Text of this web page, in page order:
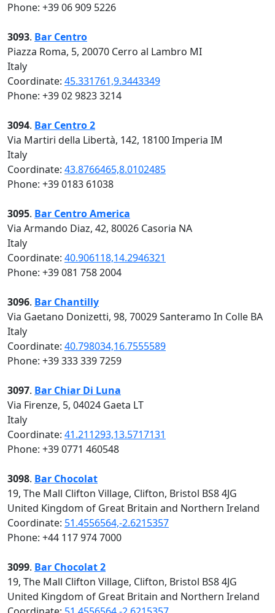
Phone: +39 06 909 5226
3093. Bar Centro
Piazza Roma, 5, 20070 Cerro al Lambro MI
Italy
Coordinate: 45.331761,9.3443349
Phone: +39 02 9823 3214
3094. Bar Centro 2
Via Martiri della Libertà, 142, 18100 Imperia IM
Italy
Coordinate: 43.8766465,8.0102485
Phone: +39 0183 61038
3095. Bar Centro America
Via Armando Diaz, 42, 80026 Casoria NA
Italy
Coordinate: 40.906118,14.2946321
Phone: +39 081 758 2004
3096. Bar Chantilly
Via Gaetano Donizetti, 98, 70029 Santeramo In Colle BA
Italy
Coordinate: 40.798034,16.7555589
Phone: +39 333 339 7259
3097. Bar Chiar Di Luna
Via Firenze, 5, 04024 Gaeta LT
Italy
Coordinate: 41.211293,13.5717131
Phone: +39 0771 460548
3098. Bar Chocolat
19, The Mall Clifton Village, Clifton, Bristol BS8 4JG
United Kingdom of Great Britain and Northern Ireland
Coordinate: 51.4556564,-2.6215357
Phone: +44 117 974 7000
3099. Bar Chocolat 2
19, The Mall Clifton Village, Clifton, Bristol BS8 4JG
United Kingdom of Great Britain and Northern Ireland